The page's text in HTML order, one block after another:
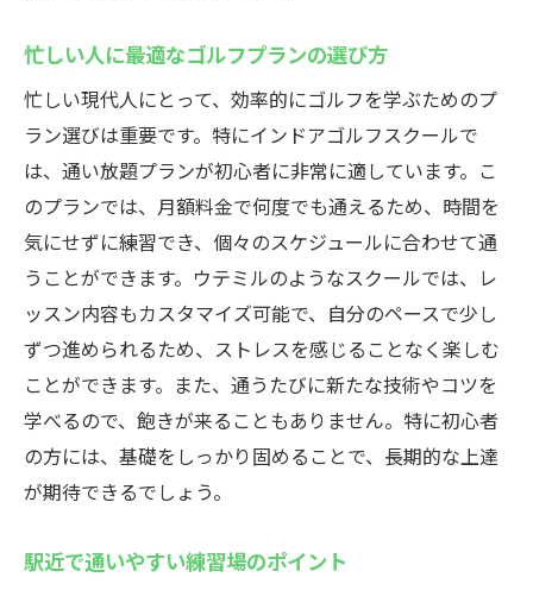
ウテミルで学べるゴルフの基礎技術
初めてのゴルフレッスンで得られるもの
藤沢駅でのゴルフ初心者向け施設の活用法
ウテミルの特別な指導法とは
基礎から応用までウテミルで学ぶ
初心者歓迎の施設が提供する安心感
藤沢駅インドアゴルフスクール初心者から上級
者まで満足の練習環境
多様なレベルに対応したカリキュラム
初心者から上級者までの成長過程
進化する技術に対応した練習環境
異なるスキルに応じたレッスンの選び方
ウテミルで得られるゴルフの新たな発見
忙しい人に最適なゴルフプランの選び方
忙しい現代人にとって、効率的にゴルフを学ぶためのプ
ラン選びは重要です。特にインドアゴルフスクールで
は、通い放題プランが初心者に非常に適しています。こ
のプランでは、月額料金で何度でも通えるため、時間を
気にせずに練習でき、個々のスケジュールに合わせて通
うことができます。ウテミルのようなスクールでは、レ
ッスン内容もカスタマイズ可能で、自分のペースで少し
ずつ進められるため、ストレスを感じることなく楽しむ
ことができます。また、通うたびに新たな技術やコツを
学べるので、飽きが来ることもありません。特に初心者
の方には、基礎をしっかり固めることで、長期的な上達
が期待できるでしょう。
駅近で通いやすい練習場のポイント